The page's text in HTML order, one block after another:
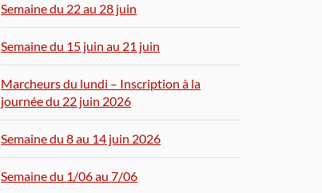
Semaine du 22 au 28 juin
Semaine du 15 juin au 21 juin
Marcheurs du lundi – Inscription à la
journée du 22 juin 2026
Semaine du 8 au 14 juin 2026
Semaine du 1/06 au 7/06